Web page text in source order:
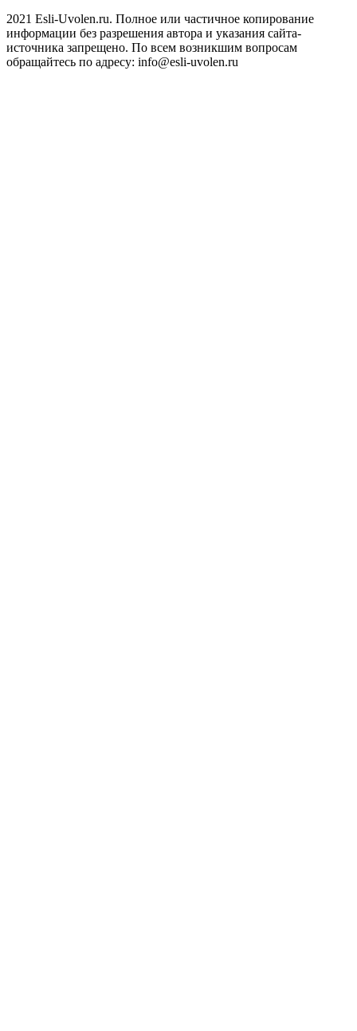
2021 Esli-Uvolen.ru. Полное или частичное копирование
информации без разрешения автора и указания сайта-
источника запрещено. По всем возникшим вопросам
обращайтесь по адресу: info@esli-uvolen.ru